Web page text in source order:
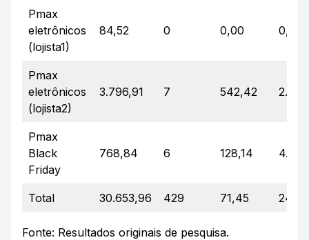
Pmax
eletrônicos
(lojista1)
84,52 0 0,00 0,00
Pmax
eletrônicos
(lojista2)
3.796,91 7 542,42 2.860
Pmax
Black
Friday
768,84 6 128,14 4.568
Total 30.653,96 429 71,45
Fonte: Resultados originais de pesquisa.